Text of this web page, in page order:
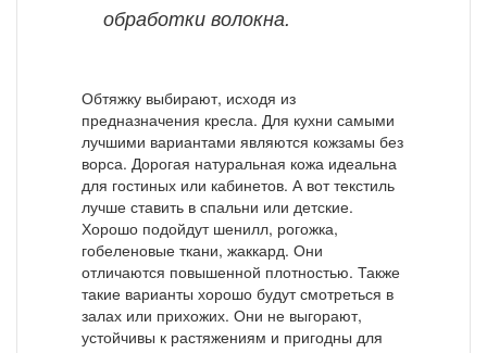
обработки волокна.
Обтяжку выбирают, исходя из
предназначения кресла. Для кухни самыми
лучшими вариантами являются кожзамы без
ворса. Дорогая натуральная кожа идеальна
для гостиных или кабинетов. А вот текстиль
лучше ставить в спальни или детские.
Хорошо подойдут шенилл, рогожка,
гобеленовые ткани, жаккард. Они
отличаются повышенной плотностью. Также
такие варианты хорошо будут смотреться в
залах или прихожих. Они не выгорают,
устойчивы к растяжениям и пригодны для